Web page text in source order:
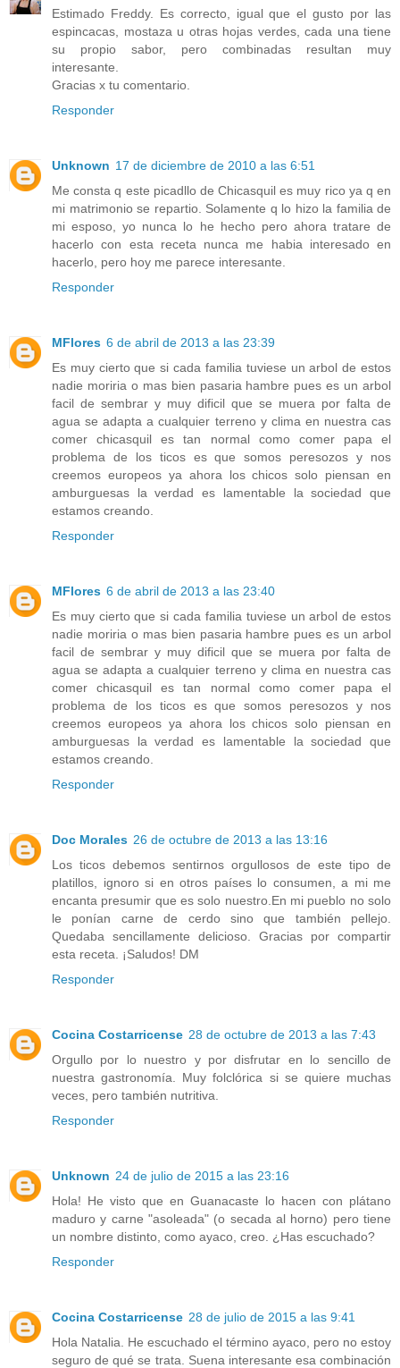
Estimado Freddy. Es correcto, igual que el gusto por las
espincacas, mostaza u otras hojas verdes, cada una tiene
su propio sabor, pero combinadas resultan muy
interesante.
Gracias x tu comentario.
Responder
Unknown 17 de diciembre de 2010 a las 6:51
Me consta q este picadllo de Chicasquil es muy rico ya q en
mi matrimonio se repartio. Solamente q lo hizo la familia de
mi esposo, yo nunca lo he hecho pero ahora tratare de
hacerlo con esta receta nunca me habia interesado en
hacerlo, pero hoy me parece interesante.
Responder
MFlores 6 de abril de 2013 a las 23:39
Es muy cierto que si cada familia tuviese un arbol de estos
nadie moriria o mas bien pasaria hambre pues es un arbol
facil de sembrar y muy dificil que se muera por falta de
agua se adapta a cualquier terreno y clima en nuestra cas
comer chicasquil es tan normal como comer papa el
problema de los ticos es que somos peresozos y nos
creemos europeos ya ahora los chicos solo piensan en
amburguesas la verdad es lamentable la sociedad que
estamos creando.
Responder
MFlores 6 de abril de 2013 a las 23:40
Es muy cierto que si cada familia tuviese un arbol de estos
nadie moriria o mas bien pasaria hambre pues es un arbol
facil de sembrar y muy dificil que se muera por falta de
agua se adapta a cualquier terreno y clima en nuestra cas
comer chicasquil es tan normal como comer papa el
problema de los ticos es que somos peresozos y nos
creemos europeos ya ahora los chicos solo piensan en
amburguesas la verdad es lamentable la sociedad que
estamos creando.
Responder
Doc Morales 26 de octubre de 2013 a las 13:16
Los ticos debemos sentirnos orgullosos de este tipo de
platillos, ignoro si en otros países lo consumen, a mi me
encanta presumir que es solo nuestro.En mi pueblo no solo
le ponían carne de cerdo sino que también pellejo.
Quedaba sencillamente delicioso. Gracias por compartir
esta receta. ¡Saludos! DM
Responder
Cocina Costarricense 28 de octubre de 2013 a las 7:43
Orgullo por lo nuestro y por disfrutar en lo sencillo de
nuestra gastronomía. Muy folclórica si se quiere muchas
veces, pero también nutritiva.
Responder
Unknown 24 de julio de 2015 a las 23:16
Hola! He visto que en Guanacaste lo hacen con plátano
maduro y carne "asoleada" (o secada al horno) pero tiene
un nombre distinto, como ayaco, creo. ¿Has escuchado?
Responder
Cocina Costarricense 28 de julio de 2015 a las 9:41
Hola Natalia. He escuchado el término ayaco, pero no estoy
seguro de qué se trata. Suena interesante esa combinación